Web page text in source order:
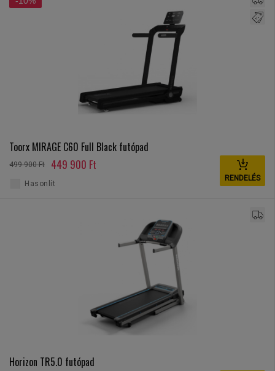
Toorx MIRAGE C60 Full Black futópad
499 900 Ft 449 900 Ft
RENDELÉS
Hasonlít
Horizon TR5.0 futópad